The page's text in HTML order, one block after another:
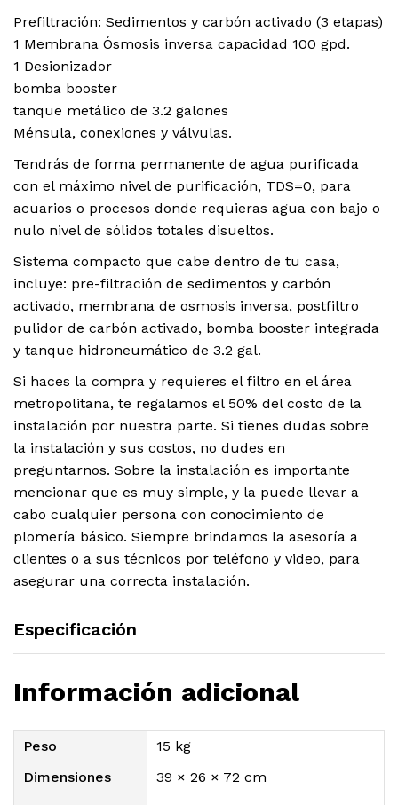
Prefiltración: Sedimentos y carbón activado (3 etapas)
1 Membrana Ósmosis inversa capacidad 100 gpd.
1 Desionizador
bomba booster
tanque metálico de 3.2 galones
Ménsula, conexiones y válvulas.
Tendrás de forma permanente de agua purificada
con el máximo nivel de purificación, TDS=0, para
acuarios o procesos donde requieras agua con bajo o
nulo nivel de sólidos totales disueltos.
Sistema compacto que cabe dentro de tu casa,
incluye: pre-filtración de sedimentos y carbón
activado, membrana de osmosis inversa, postfiltro
pulidor de carbón activado, bomba booster integrada
y tanque hidroneumático de 3.2 gal.
Si haces la compra y requieres el filtro en el área
metropolitana, te regalamos el 50% del costo de la
instalación por nuestra parte. Si tienes dudas sobre
la instalación y sus costos, no dudes en
preguntarnos. Sobre la instalación es importante
mencionar que es muy simple, y la puede llevar a
cabo cualquier persona con conocimiento de
plomería básico. Siempre brindamos la asesoría a
clientes o a sus técnicos por teléfono y video, para
asegurar una correcta instalación.
Especificación
Información adicional
Peso
15 kg
Dimensiones
39 × 26 × 72 cm